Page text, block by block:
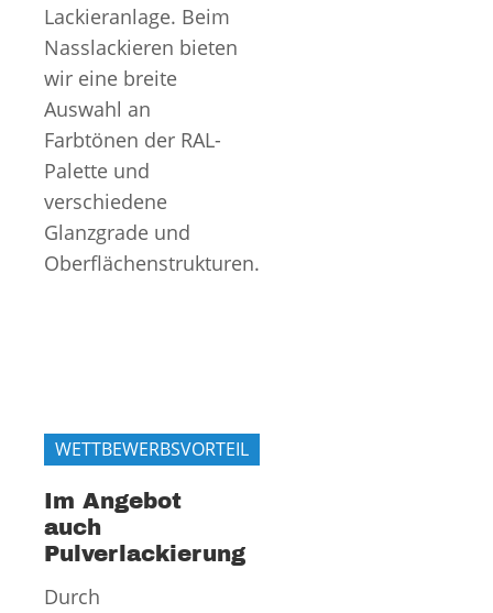
Lackieranlage. Beim
Nasslackieren bieten
wir eine breite
Auswahl an
Farbtönen der RAL-
Palette und
verschiedene
Glanzgrade und
Oberflächenstrukturen.
WETTBEWERBSVORTEIL
Im Angebot
auch
Pulverlackierung
Durch